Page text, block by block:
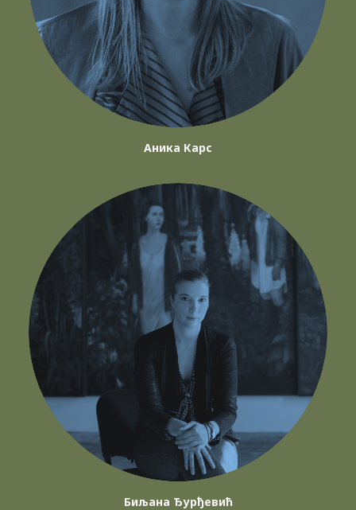
Аника Карс
Биљана Ђурђевић